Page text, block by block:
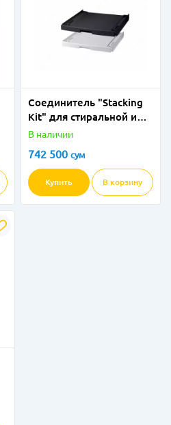
Соединитель "Stacking
Kit" для стиральной и
сушильной машины
В наличии
742 500 сум
Купить В корзину